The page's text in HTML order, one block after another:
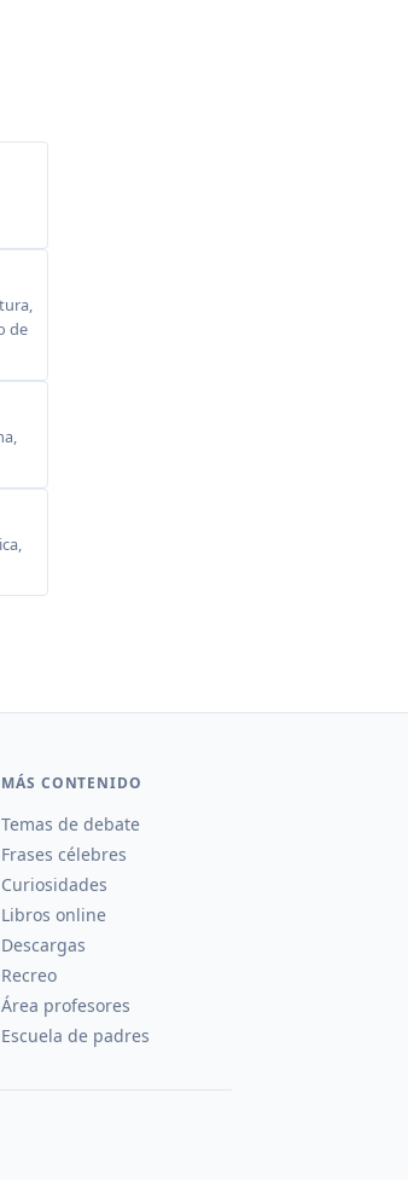
de
MÁS CONTENIDO
Temas de debate
Frases célebres
Curiosidades
Libros online
Descargas
Recreo
Área profesores
Escuela de padres